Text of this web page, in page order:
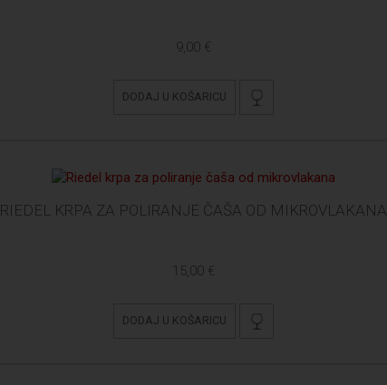
9,00 €
DODAJ U KOŠARICU
RIEDEL KRPA ZA POLIRANJE ČAŠA OD MIKROVLAKANA
15,00 €
DODAJ U KOŠARICU